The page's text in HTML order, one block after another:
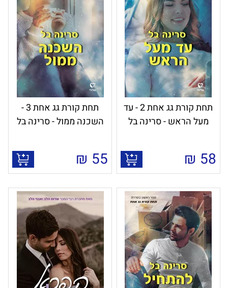
תחת קורת גג אחת 2 - עד
מעל הראש - סרינה בל
58
₪
תחת קורת גג אחת 3 -
השכנה ממול - סרינה בל
55
₪